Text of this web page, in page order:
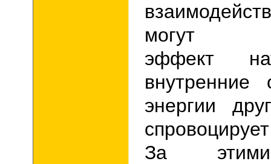
могут
эффект
внутренние
энергии
За